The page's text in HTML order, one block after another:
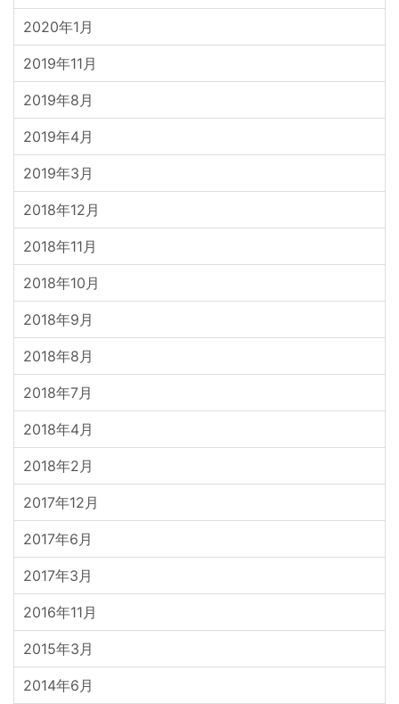
2020年1月
2019年11月
2019年8月
2019年4月
2019年3月
2018年12月
2018年11月
2018年10月
2018年9月
2018年8月
2018年7月
2018年4月
2018年2月
2017年12月
2017年6月
2017年3月
2016年11月
2015年3月
2014年6月